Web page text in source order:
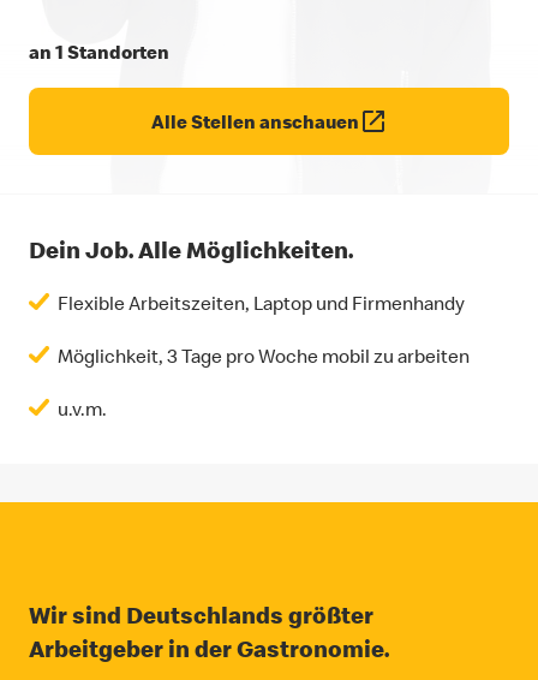
an 1 Standorten
Alle Stellen anschauen
Dein Job. Alle Möglichkeiten.
Flexible Arbeitszeiten, Laptop und Firmenhandy
Möglichkeit, 3 Tage pro Woche mobil zu arbeiten
u.v.m.
Wir sind Deutschlands größter
Arbeitgeber in der Gastronomie.